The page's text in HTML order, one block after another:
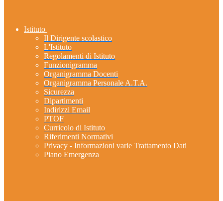
Istituto
Il Dirigente scolastico
L'Istituto
Regolamenti di Istituto
Funzionigramma
Organigramma Docenti
Organigramma Personale A.T.A.
Sicurezza
Dipartimenti
Indirizzi Email
PTOF
Curricolo di Istituto
Riferimenti Normativi
Privacy - Informazioni varie Trattamento Dati
Piano Emergenza